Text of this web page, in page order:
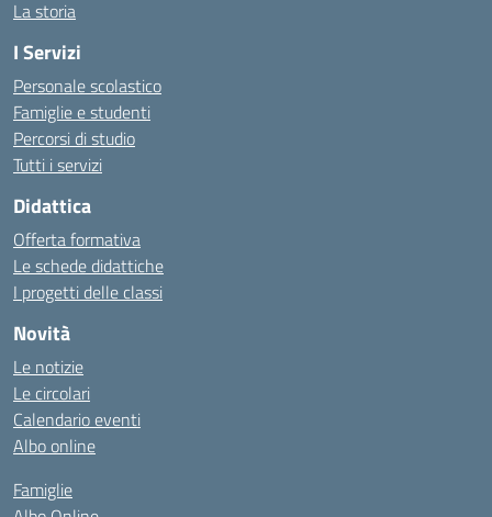
La storia
I Servizi
Personale scolastico
Famiglie e studenti
Percorsi di studio
Tutti i servizi
Didattica
Offerta formativa
Le schede didattiche
I progetti delle classi
Novità
Le notizie
Le circolari
Calendario eventi
Albo online
Famiglie